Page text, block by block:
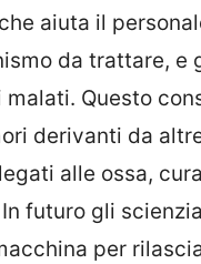
aiuta il
da trattare,
Questo
derivanti da
alle ossa,
futuro gli
per